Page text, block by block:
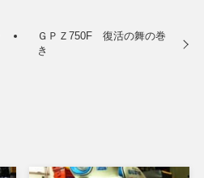
ＧＰＺ750F 復活の舞の巻
き